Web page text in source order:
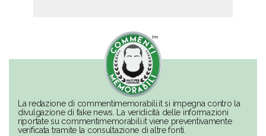
La redazione di commentimemorabili.it si impegna contro la
divulgazione di fake news. La veridicità delle informazioni
riportate su commentimemorabili.it viene preventivamente
verificata tramite la consultazione di altre fonti.